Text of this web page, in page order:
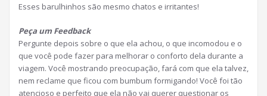
Esses barulhinhos são mesmo chatos e irritantes!
Peça um Feedback
Pergunte depois sobre o que ela achou, o que incomodou e o
que você pode fazer para melhorar o conforto dela durante a
viagem. Você mostrando preocupação, fará com que ela talvez,
nem reclame que ficou com bumbum formigando! Você foi tão
atencioso e perfeito que ela não vai querer questionar os